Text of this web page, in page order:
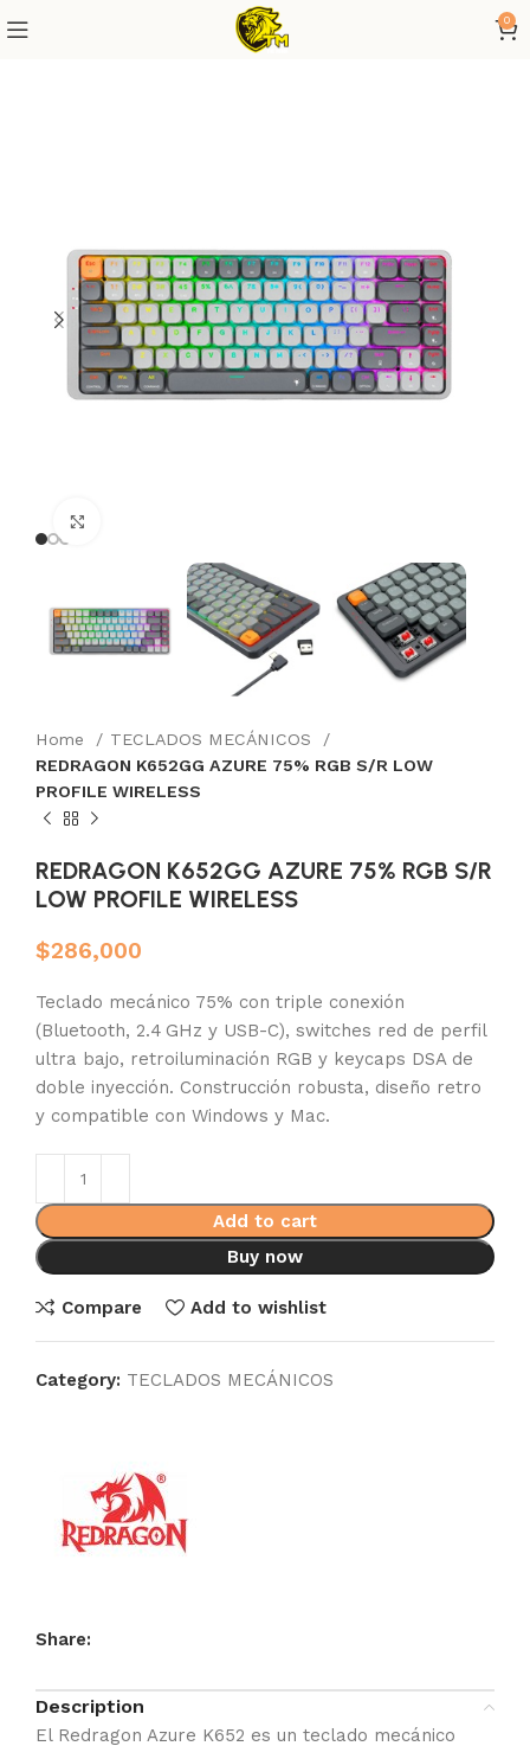
0
Home
TECLADOS MECÁNICOS
REDRAGON K652GG AZURE 75% RGB S/R LOW
PROFILE WIRELESS
REDRAGON K652GG AZURE 75% RGB S/R
LOW PROFILE WIRELESS
$286,000
Teclado mecánico 75% con triple conexión
(Bluetooth, 2.4 GHz y USB-C), switches red de perfil
ultra bajo, retroiluminación RGB y keycaps DSA de
doble inyección. Construcción robusta, diseño retro
y compatible con Windows y Mac.
Add to cart
Buy now
Compare Add to wishlist
Category: TECLADOS MECÁNICOS
Share:
Description
El Redragon Azure K652 es un teclado mecánico